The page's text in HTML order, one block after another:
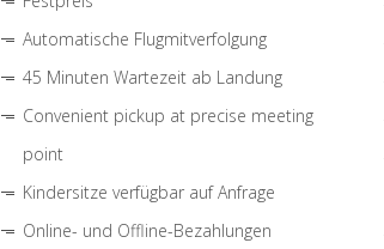
Automatische Flugmitverfolgung
45 Minuten Wartezeit ab Landung
Convenient pickup at precise meeting
point
Kindersitze verfügbar auf Anfrage
Online- und Offline-Bezahlungen